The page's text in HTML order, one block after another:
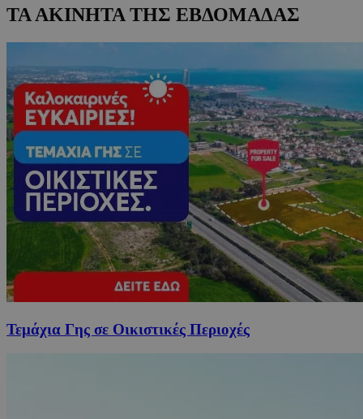
ΤΑ ΑΚΙΝΗΤΑ ΤΗΣ ΕΒΔΟΜΑΔΑΣ
Τεμάχια Γης σε Οικιστικές Περιοχές